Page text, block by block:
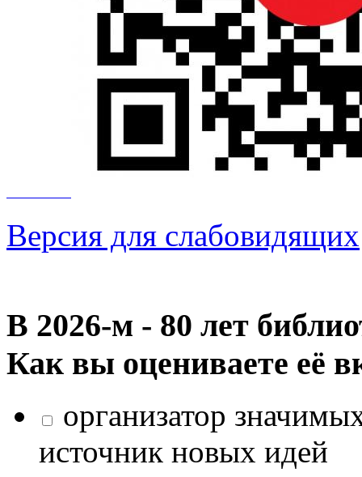
Версия для слабовидящих
В 2026‑м - 80 лет
Как вы оцениваете её
организатор
источник новых идей